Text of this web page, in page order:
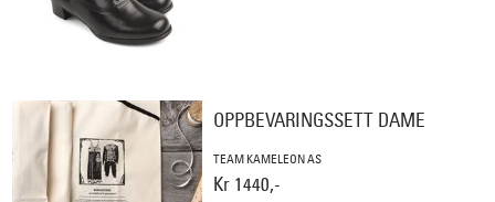
OPPBEVARINGSSETT DAME
TEAM KAMELEON AS
Kr 1440,-